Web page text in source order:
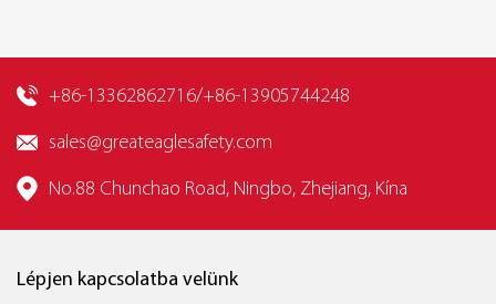
+86-13362862716/+86-13905744248
sales@greateaglesafety.com
No.88 Chunchao Road, Ningbo, Zhejiang, Kína
Lépjen kapcsolatba velünk